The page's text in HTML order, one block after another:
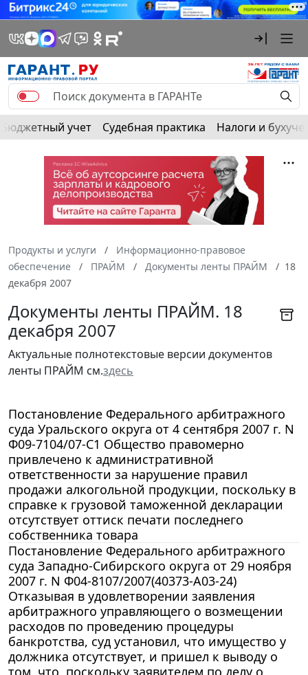
Бюджетный учет Судебная практика Налоги и
Продукты и услуги
Информационно-правовое
обеспечение
ПРАЙМ Документы ленты ПРАЙМ
18
декабря 2007
Документы ленты ПРАЙМ. 18
декабря 2007
Актуальные полнотекстовые версии документов
ленты ПРАЙМ см.здесь
Постановление Федерального арбитражного
суда Уральского округа от 4 сентября 2007 г. N
Ф09-7104/07-С1 Общество правомерно
привлечено к административной
ответственности за нарушение правил
продажи алкогольной продукции, поскольку в
справке к грузовой таможенной декларации
отсутствует оттиск печати последнего
собственника товара
Постановление Федерального арбитражного
суда Западно-Сибирского округа от 29 ноября
2007 г. N Ф04-8107/2007(40373-А03-24)
Отказывая в удовлетворении заявления
арбитражного управляющего о возмещении
расходов по проведению процедуры
банкротства, суд установил, что имущество у
должника отсутствует, и пришел к выводу о
том, что, поскольку заявителем по делу о